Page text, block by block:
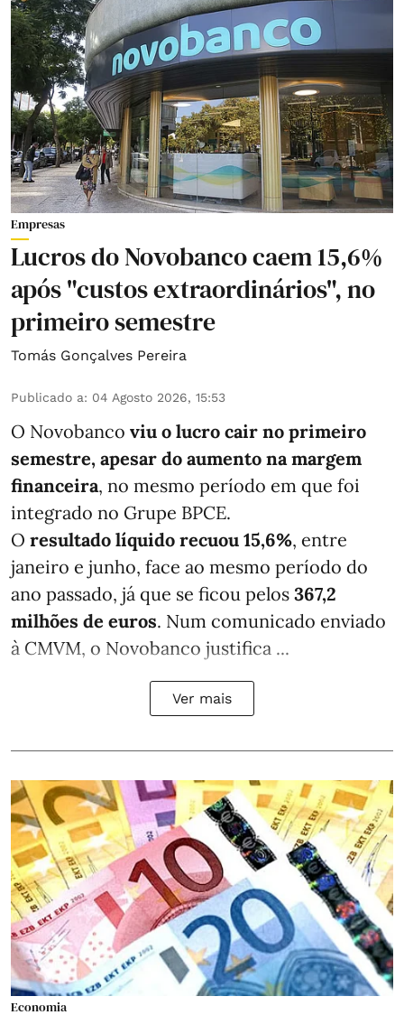
Empresas
Lucros do Novobanco caem 15,6%
após "custos extraordinários", no
primeiro semestre
Tomás Gonçalves Pereira
Publicado a: 04 Agosto 2026, 15:53
O Novobanco viu o lucro cair no primeiro
semestre, apesar do aumento na margem
financeira, no mesmo período em que foi
integrado no Grupe BPCE.
O resultado líquido recuou 15,6%, entre
janeiro e junho, face ao mesmo período do
ano passado, já que se ficou pelos 367,2
milhões de euros. Num comunicado enviado
à CMVM, o Novobanco justifica ...
Ver mais
Economia